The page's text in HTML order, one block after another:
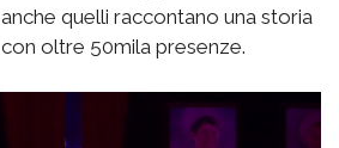
quelli raccontano una storia
oltre 50mila presenze.